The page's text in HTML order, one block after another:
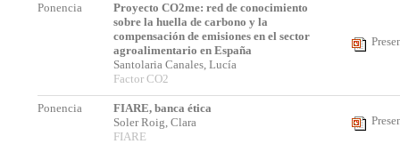
Ponencia
Proyecto CO2me: red de conocimiento
sobre la huella de carbono y la
compensación de emisiones en el sector
agroalimentario en España
Santolaria Canales, Lucía
Factor CO2
Ponencia
FIARE, banca ética
Soler Roig, Clara
FIARE